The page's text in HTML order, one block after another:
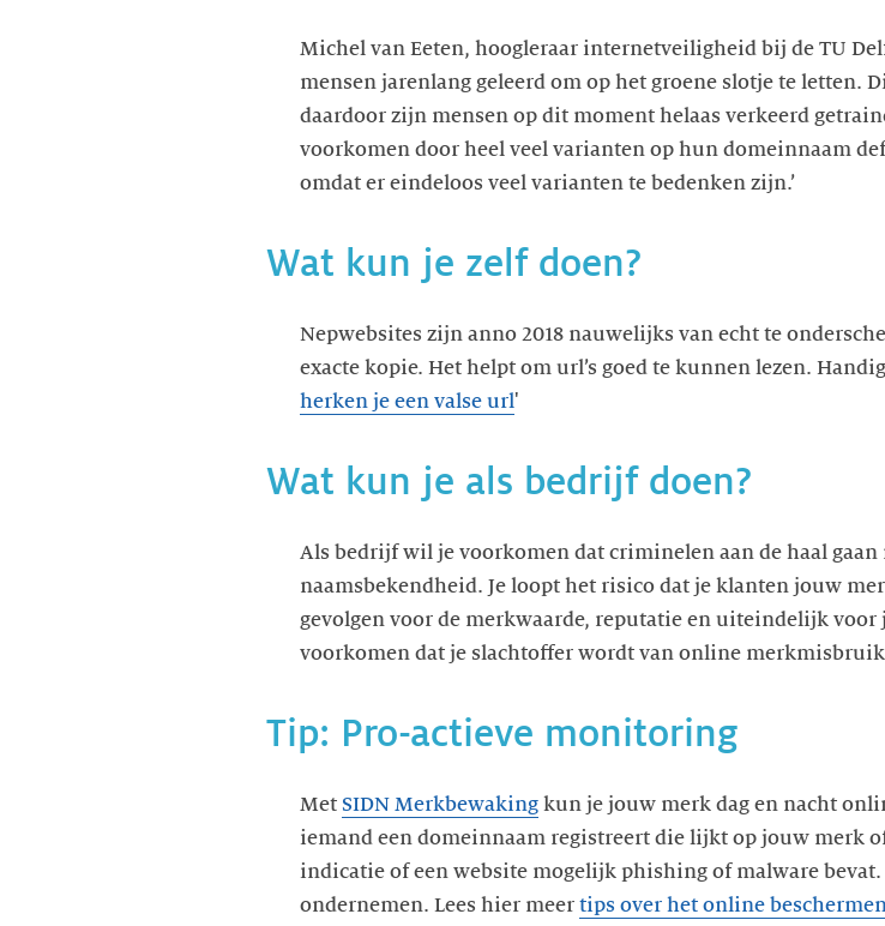
Michel van Eeten, hoogleraar internetveiligheid bij de TU
mensen jarenlang geleerd om op het groene slotje te letten.
daardoor zijn mensen op dit moment helaas verkeerd
voorkomen door heel veel varianten op hun domeinnaam
omdat er eindeloos veel varianten te bedenken zijn.’
Wat kun je zelf doen?
Nepwebsites zijn anno 2018 nauwelijks van echt te
exacte kopie. Het helpt om url’s goed te kunnen lezen.
herken je een valse url'
Wat kun je als bedrijf doen?
Als bedrijf wil je voorkomen dat criminelen aan de haal
naamsbekendheid. Je loopt het risico dat je klanten jouw
gevolgen voor de merkwaarde, reputatie en uiteindelijk voor
voorkomen dat je slachtoffer wordt van online
Tip: Pro-actieve monitoring
Met SIDN Merkbewaking kun je jouw merk dag en nacht
iemand een domeinnaam registreert die lijkt op jouw merk
indicatie of een website mogelijk phishing of malware
ondernemen. Lees hier meer tips over het online